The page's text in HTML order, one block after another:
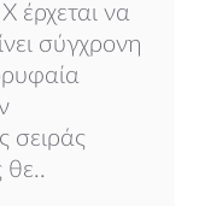
έρχεται να
σύγχρονη
σειράς
θε..